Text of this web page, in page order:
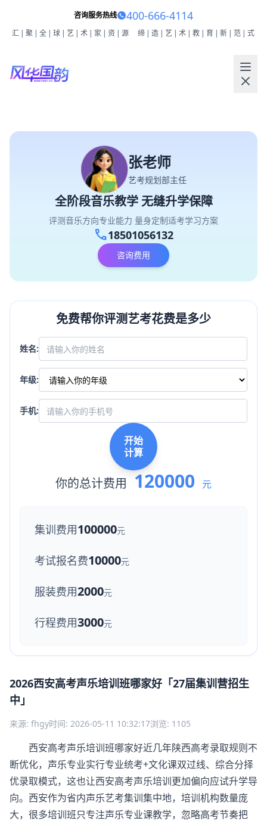
咨询服务热线 400-666-4114
汇|聚|全|球|艺|术|家|资|源 缔|造|艺|术|教|育|新|范|式
张老师
艺考规划部主任
全阶段音乐教学 无缝升学保障
评测音乐方向专业能力 量身定制适考学习方案
call18501056132
咨询费用
免费帮你评测艺考花费是多少
姓名:
年级:
手机:
开始
计算
你的总计费用 120000 元
集训费用100000元
考试报名费10000元
服装费用2000元
行程费用3000元
2026西安高考声乐培训班哪家好「27届集训营招生
中」
来源: fhgy时间: 2026-05-11 10:32:17浏览: 1105
西安高考声乐培训班哪家好近几年陕西高考录取规则不
断优化，声乐专业实行专业统考+文化课双过线、综合分择
优录取模式，这也让西安高考声乐培训更加偏向应试升学导
向。西安作为省内声乐艺考集训集中地，培训机构数量庞
大，很多培训班只专注声乐专业课教学，忽略高考节奏把